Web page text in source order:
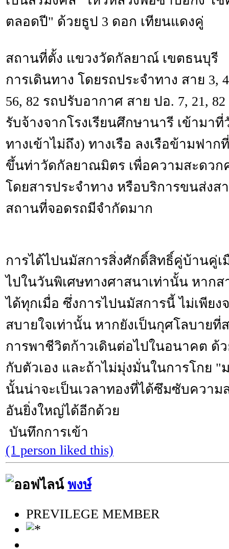
ตลอดปี" ด้วยธูป 3 ดอก เทียนแดงคู่
สถานที่ตั้ง แขวงวัดกัลยาณ์ เขตธนบุรี
การเดินทาง โดยรถประจำทาง สาย 3,
56, 82 รถปรับอากาศ สาย ปอ. 7, 21,
รับจ้างจากโรงเรียนศึกษานารี เข้ามาที่
ทางเข้าไม่ถึง) ทางเรือ ลงเรือข้ามฟา
ขึ้นท่าวัดกัลยาณมิตร เพื่อความสะดวก
โดยสารประจำทาง หรือบริการขนส่งส
สถานที่จอดรถมีจำกัดมาก
การได้ไปนมัสการสิ่งศักดิ์สิทธิ์คู่บ้านคู่เ
ไปในวันพิเศษทางศาสนาเท่านั้น หาก
ได้ทุกเมื่อ ซึ่งการไปนมัสการนี้ ไม่เพียง
สบายใจเท่านั้น หากยังเป็นกุศโลบายที่
การพาชีวิตก้าวเดินต่อไปในอนาคต ด้
กับตัวเอง และถ้าไม่มุ่งมั่นในการโกย "
นั้นน่าจะเป็นเวลาทองที่ได้ซึมซับควา
อันยิ่งใหญ่ได้อีกด้วย
บันทึกการเข้า
(1 person liked this)
พงษ์
PREVILEGE MEMBER